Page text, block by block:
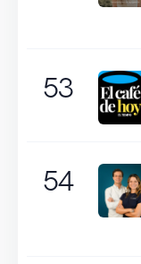
53
54